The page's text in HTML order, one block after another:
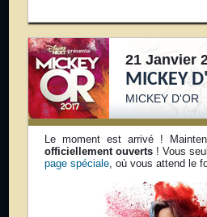
21 Janvier
MICKEY
MICKEY D'OR
Le moment est arrivé !
officiellement ouverts! Vous
page spéciale, où vous attend le